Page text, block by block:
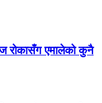
रोकासँग एमालेको कुनै